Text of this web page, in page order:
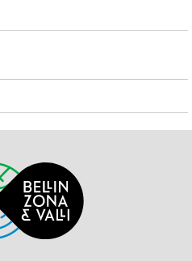
Ronco sopra Ascona,
Brissago Inseln.
sind gut erreichbar:
Veritè, Ronco s.
Tamaro - Monte Lema,
Bitte beachten:
(extra). Be- und
Weitere Unterkünfte